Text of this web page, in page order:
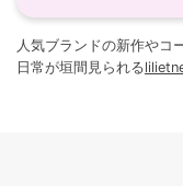
人気ブランドの新作やコ
日常が垣間見られる